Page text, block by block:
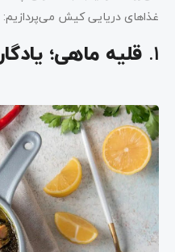
غذاهای دریایی کیش می‌پردازیم:
1. قلیه ماهی؛